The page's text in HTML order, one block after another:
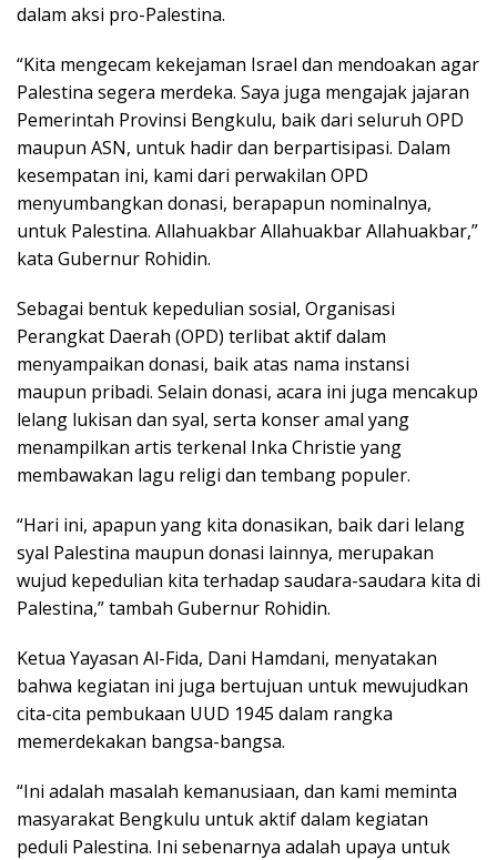
dalam aksi pro-Palestina.
“Kita mengecam kekejaman Israel dan mendoakan agar
Palestina segera merdeka. Saya juga mengajak jajaran
Pemerintah Provinsi Bengkulu, baik dari seluruh OPD
maupun ASN, untuk hadir dan berpartisipasi. Dalam
kesempatan ini, kami dari perwakilan OPD
menyumbangkan donasi, berapapun nominalnya,
untuk Palestina. Allahuakbar Allahuakbar Allahuakbar,”
kata Gubernur Rohidin.
Sebagai bentuk kepedulian sosial, Organisasi
Perangkat Daerah (OPD) terlibat aktif dalam
menyampaikan donasi, baik atas nama instansi
maupun pribadi. Selain donasi, acara ini juga mencakup
lelang lukisan dan syal, serta konser amal yang
menampilkan artis terkenal Inka Christie yang
membawakan lagu religi dan tembang populer.
“Hari ini, apapun yang kita donasikan, baik dari lelang
syal Palestina maupun donasi lainnya, merupakan
wujud kepedulian kita terhadap saudara-saudara kita di
Palestina,” tambah Gubernur Rohidin.
Ketua Yayasan Al-Fida, Dani Hamdani, menyatakan
bahwa kegiatan ini juga bertujuan untuk mewujudkan
cita-cita pembukaan UUD 1945 dalam rangka
memerdekakan bangsa-bangsa.
“Ini adalah masalah kemanusiaan, dan kami meminta
masyarakat Bengkulu untuk aktif dalam kegiatan
peduli Palestina. Ini sebenarnya adalah upaya untuk